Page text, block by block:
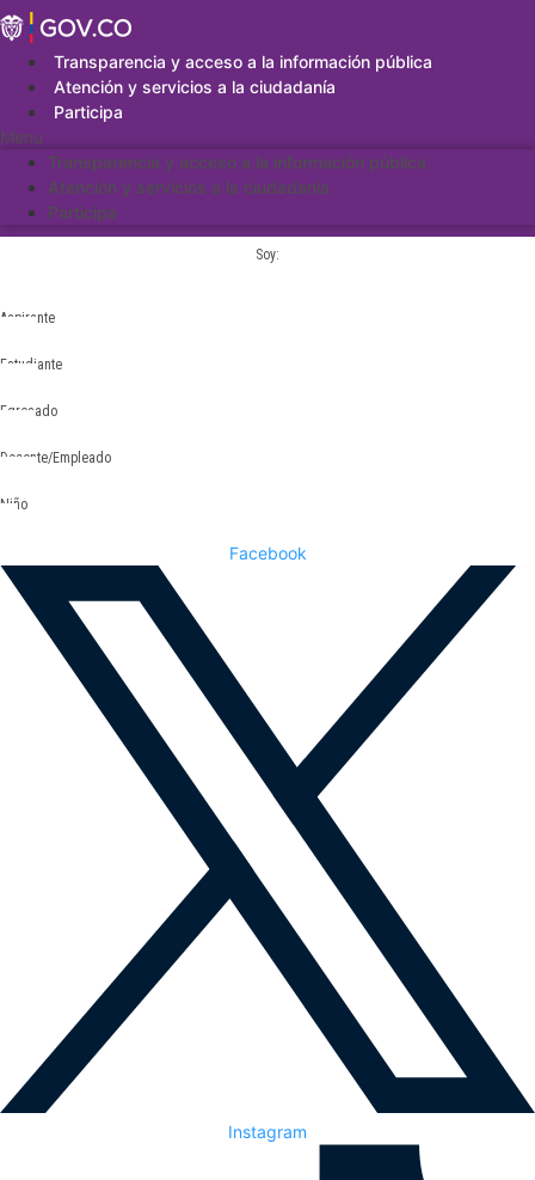
Saltar
al
contenidoTransparencia y acceso a la información pública
Atención y servicios a la ciudadanía
Participa
Menu
Transparencia y acceso a la información pública
Atención y servicios a la ciudadanía
Participa
Soy:
Aspirante
Estudiante
Egresado
Docente/Empleado
Niño
Facebook
Instagram